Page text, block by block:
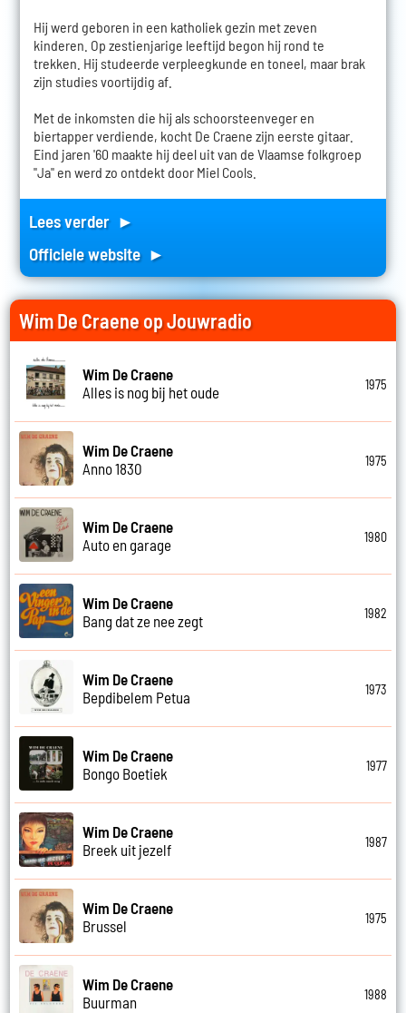
Hij werd geboren in een katholiek gezin met zeven
kinderen. Op zestienjarige leeftijd begon hij rond te
trekken. Hij studeerde verpleegkunde en toneel, maar brak
zijn studies voortijdig af.
Met de inkomsten die hij als schoorsteenveger en
biertapper verdiende, kocht De Craene zijn eerste gitaar.
Eind jaren '60 maakte hij deel uit van de Vlaamse folkgroep
"Ja" en werd zo ontdekt door Miel Cools.
Lees verder ►
Officiele website ►
Wim De Craene op Jouwradio
Wim De Craene
Alles is nog bij het oude
1975
Wim De Craene
Anno 1830
1975
Wim De Craene
Auto en garage
1980
Wim De Craene
Bang dat ze nee zegt
1982
Wim De Craene
Bepdibelem Petua
1973
Wim De Craene
Bongo Boetiek
1977
Wim De Craene
Breek uit jezelf
1987
Wim De Craene
Brussel
1975
Wim De Craene
Buurman
1988